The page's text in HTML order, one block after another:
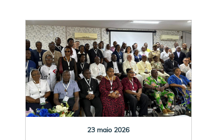
23 maio 2026